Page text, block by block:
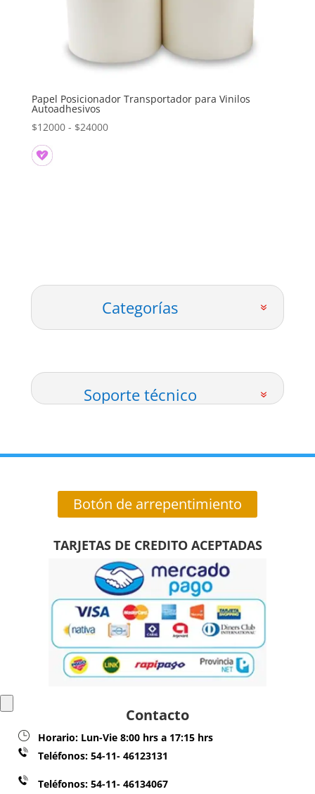
Papel Posicionador Transportador para Vinilos
Autoadhesivos
$12000 - $24000Rango
Categorías
Soporte técnico
Botón de arrepentimiento
TARJETAS DE CREDITO ACEPTADAS
Contacto
Horario: Lun-Vie 8:00 hrs a 17:15 hrs
Teléfonos: 54-11- 46123131
Teléfonos: 54-11- 46134067